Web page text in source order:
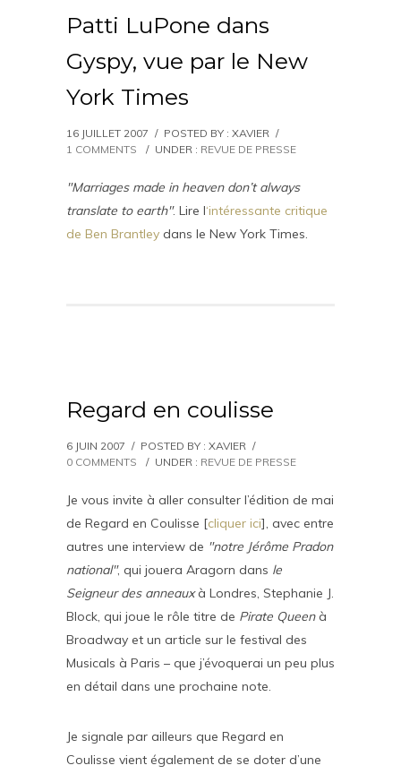
Patti LuPone dans
Gyspy, vue par le New
York Times
16 JUILLET 2007 / POSTED BY : XAVIER /
1 COMMENTS
/ UNDER : REVUE DE PRESSE
"Marriages made in heaven don’t always
translate to earth". Lire l‘intéressante critique
de Ben Brantley dans le New York Times.
Regard en coulisse
6 JUIN 2007 / POSTED BY : XAVIER /
0 COMMENTS
/ UNDER : REVUE DE PRESSE
Je vous invite à aller consulter l’édition de mai
de Regard en Coulisse [cliquer ici], avec entre
autres une interview de "notre Jérôme Pradon
national", qui jouera Aragorn dans le
Seigneur des anneauxà Londres, Stephanie J.
Block, qui joue le rôle titre de Pirate Queenà
Broadway et un article sur le festival des
Musicals à Paris – que j’évoquerai un peu plus
en détail dans une prochaine note.
Je signale par ailleurs que Regard en
Coulisse vient également de se doter d’une